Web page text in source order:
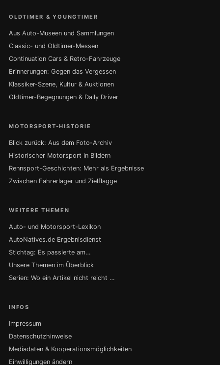
OLDTIMER & YOUNGTIMER
Aus Auto-Museen und Sammlungen
Classic- und Oldtimer-Messen
Continuation Cars & Retro-Fahrzeuge
Erinnerungen: Gegen das Vergessen
Klassiker-Szene, Kultur & Auktionen
Oldtimer-Begegnungen & Daily Driver
MOTORSPORT-HISTORIE
Blick zurück: Aus dem Foto-Archiv
Historischer Motorsport in Bildern
Rennsport-Geschichten: Mehr als Ergebnisse
Zwischen Fahrerlager und Zielflagge
WEITERE THEMEN
Auto- und Motorsport-Lexikon
AutoNatives.de Ergebnisdienst
Stichtag: Es passierte am…
Unsere Themen im Überblick
Serien: Wo ein Artikel nicht reicht …
INFOS
Impressum
Datenschutzhinweise
Mediadaten & Kooperationsmöglichkeiten
Einwilligungen ändern